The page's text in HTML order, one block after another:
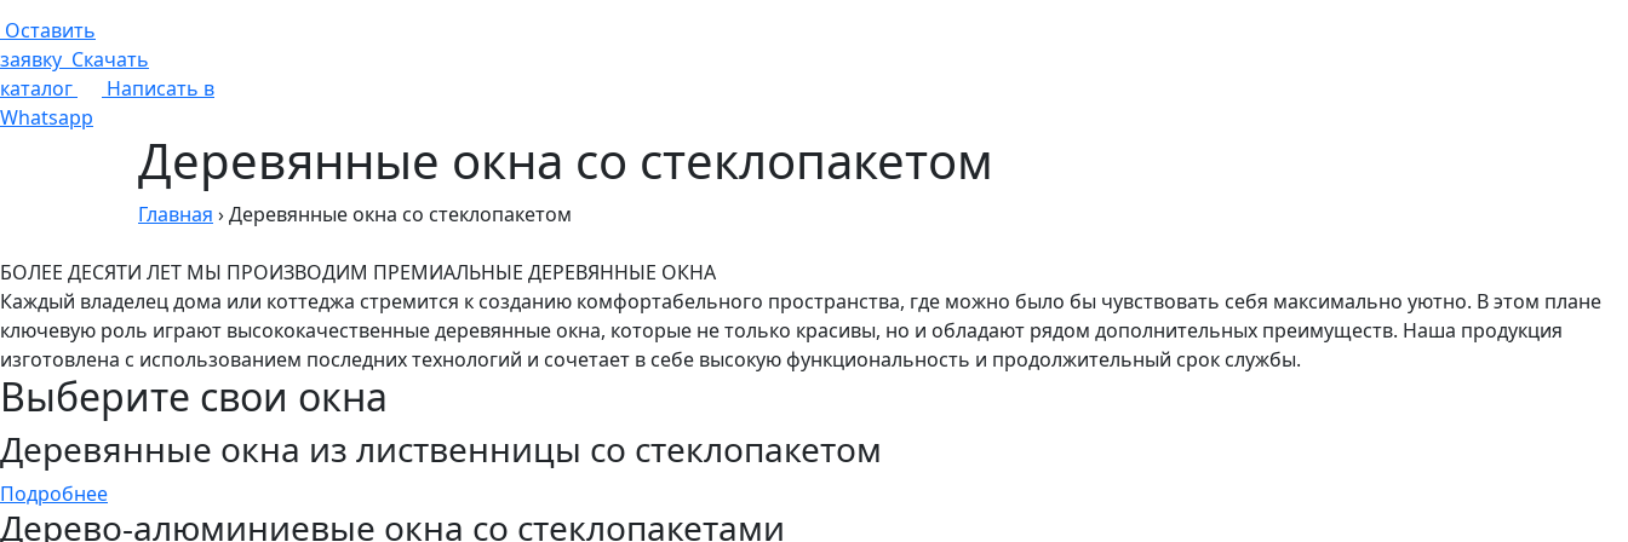
Оставить
заявку Скачать
каталог
Написать в
Whatsapp
Деревянные окна со стеклопакетом
Главная ›Деревянные окна со стеклопакетом
БОЛЕЕ ДЕСЯТИ ЛЕТ МЫ ПРОИЗВОДИМ ПРЕМИАЛЬНЫЕ ДЕРЕВЯННЫЕ ОКНА
Каждый владелец дома или коттеджа стремится к созданию комфортабельного пространства, где можно было бы чувствовать себя максимально уютно. В этом плане
ключевую роль играют высококачественные деревянные окна, которые не только красивы, но и обладают рядом дополнительных преимуществ. Наша продукция
изготовлена с использованием последних технологий и сочетает в себе высокую функциональность и продолжительный срок службы.
Выберите свои окна
Деревянные окна из лиственницы со стеклопакетом
Подробнее
Дерево-алюминиевые окна со стеклопакетами